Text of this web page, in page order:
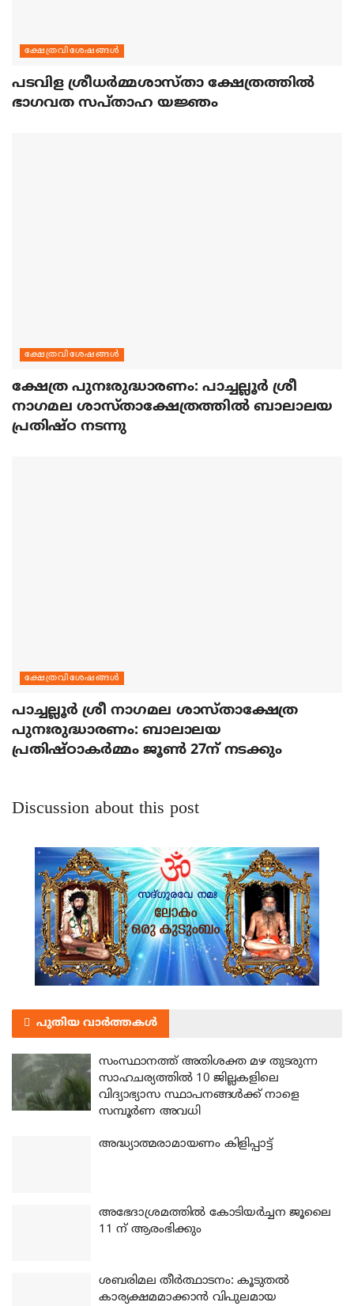
ക്ഷേത്രവിശേഷങ്ങള്‍
പടവിള ശ്രീധര്‍മ്മശാസ്താ ക്ഷേത്രത്തില്‍
ഭാഗവത സപ്താഹ യജ്ഞം
ക്ഷേത്രവിശേഷങ്ങള്‍
ക്ഷേത്ര പുനഃരുദ്ധാരണം: പാച്ചല്ലൂര്‍ ശ്രീ
നാഗമല ശാസ്താക്ഷേത്രത്തില്‍ ബാലാലയ
പ്രതിഷ്ഠ നടന്നു
ക്ഷേത്രവിശേഷങ്ങള്‍
പാച്ചല്ലൂര്‍ ശ്രീ നാഗമല ശാസ്താക്ഷേത്ര
പുനഃരുദ്ധാരണം: ബാലാലയ
പ്രതിഷ്ഠാകര്‍മ്മം ജൂണ്‍ 27ന് നടക്കും
Discussion about this post
പുതിയ വാർത്തകൾ
സംസ്ഥാനത്ത് അതിശക്ത മഴ തുടരുന്ന
സാഹചര്യത്തിൽ 10 ജില്ലകളിലെ
വിദ്യാഭ്യാസ സ്ഥാപനങ്ങൾക്ക് നാളെ
സമ്പൂർണ അവധി
അദ്ധ്യാത്മരാമായണം കിളിപ്പാട്ട്
അഭേദാശ്രമത്തില്‍ കോടിയര്‍ച്ചന ജൂലൈ
11 ന് ആരംഭിക്കും
ശബരിമല തീര്‍ത്ഥാടനം: കൂടുതല്‍
കാര്യക്ഷമമാക്കാന്‍ വിപുലമായ